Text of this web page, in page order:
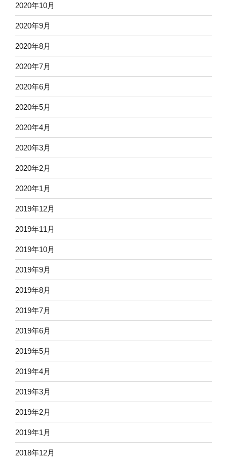
2020年10月
2020年9月
2020年8月
2020年7月
2020年6月
2020年5月
2020年4月
2020年3月
2020年2月
2020年1月
2019年12月
2019年11月
2019年10月
2019年9月
2019年8月
2019年7月
2019年6月
2019年5月
2019年4月
2019年3月
2019年2月
2019年1月
2018年12月